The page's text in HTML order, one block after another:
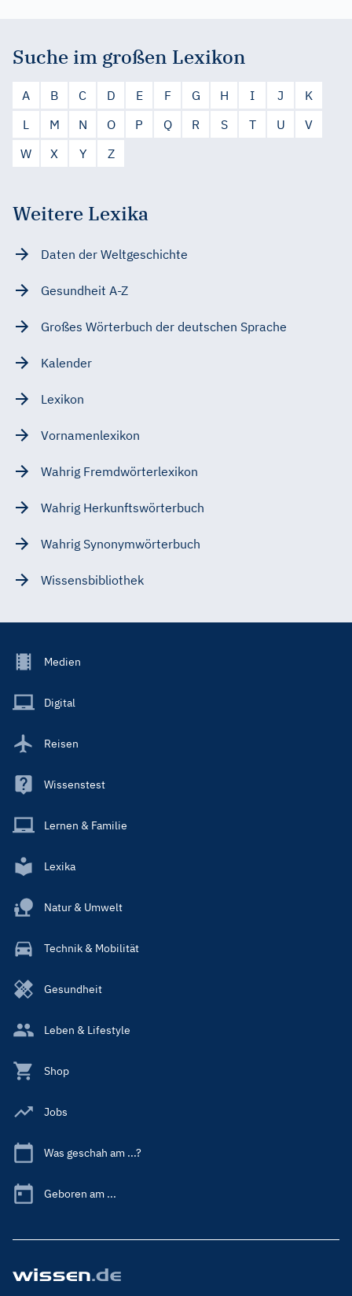
Suche im großen Lexikon
A B C D E F G H I J
K
L
M N O P Q R S T U
V
W
X Y Z
Weitere Lexika
Daten der Weltgeschichte
Gesundheit A-Z
Großes Wörterbuch der deutschen Sprache
Kalender
Lexikon
Vornamenlexikon
Wahrig Fremdwörterlexikon
Wahrig Herkunftswörterbuch
Wahrig Synonymwörterbuch
Wissensbibliothek
Footer
Main
Medien
Digital
Reisen
Wissenstest
Lernen & Familie
Lexika
Natur & Umwelt
Technik & Mobilität
Gesundheit
Leben & Lifestyle
Shop
Jobs
Was geschah am ...?
Geboren am ...